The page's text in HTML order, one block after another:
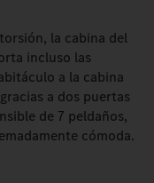
la cabina del
incluso las
a la cabina
a dos puertas
de 7 peldaños,
cómoda.